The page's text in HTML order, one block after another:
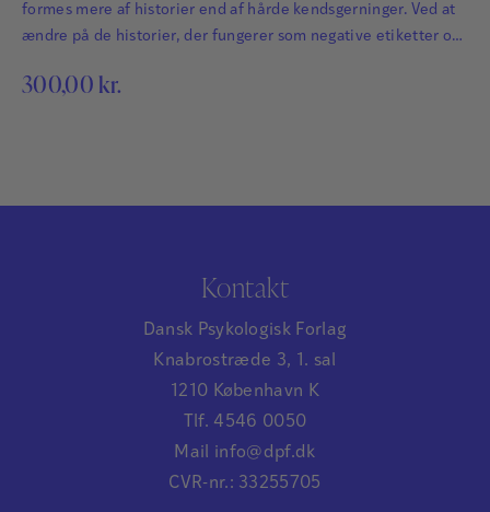
formes mere af historier end af hårde kendsgerninger. Ved at
ændre på de historier, der fungerer som negative etiketter og
muligheder for dem.
300,00 kr.
Kontakt
Dansk Psykologisk Forlag
Knabrostræde 3, 1. sal
1210 København K
Tlf. 4546 0050
Mail info@dpf.dk
CVR-nr.: 33255705